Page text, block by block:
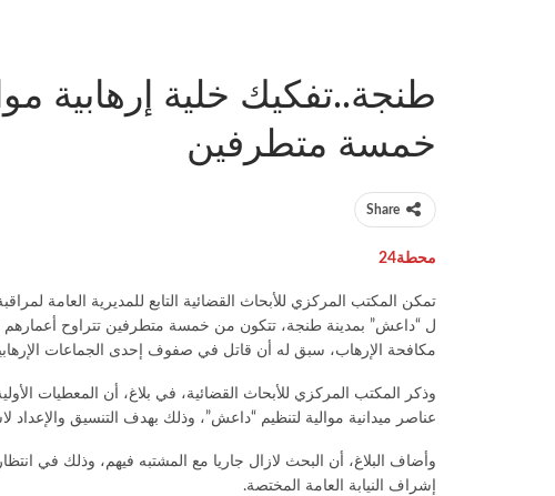
طنجة..تفكيك خلية إرهابية
خمسة متطرفين
Share
محطة24
تمكن المكتب المركزي للأبحاث القضائية التابع للمديرية العامة
مكافحة الإرهاب، سبق له أن قاتل في صفوف إحدى الجماعات
وذكر المكتب المركزي للأبحاث القضائية، في بلاغ، أن المعطيات
عناصر ميدانية موالية لتنظيم “داعش”، وذلك بهدف التنسيق والإعداد
وأضاف البلاغ، أن البحث لازال جاريا مع المشتبه فيهم، وذلك في
إشراف النيابة العامة المختصة.